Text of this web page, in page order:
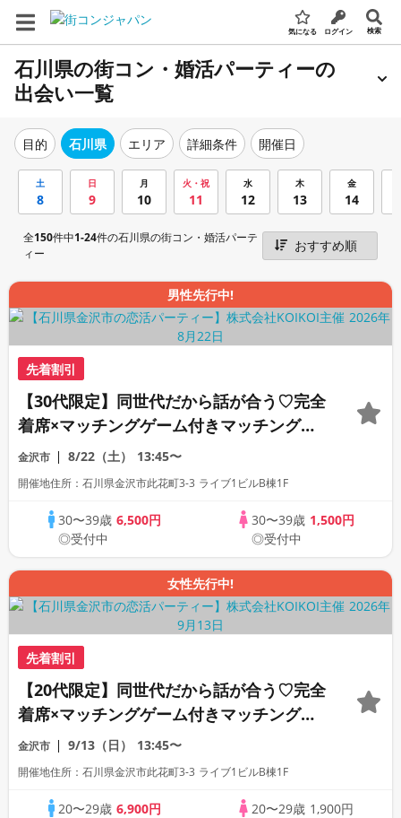
気になる ログイン 検索
石川県の街コン・婚活パーティーの
出会い一覧
目的 石川県 エリア 詳細条件 開催日
土
8
日
9
月
10
火・祝
11
水
12
木
13
金
14
全150件中1-24件の石川県の街コン・婚活パーテ
ィー
男性先行中!
先着割引
【30代限定】同世代だから話が合う♡完全
着席×マッチングゲーム付きマッチングコ
ン
金沢市 8/22（土） 13:45〜
開催地住所：石川県金沢市此花町3-3 ライブ1ビルB棟1F
30〜39歳6,500円
◎受付中
30〜39歳 1,500円
◎受付中
女性先行中!
先着割引
【20代限定】同世代だから話が合う♡完全
着席×マッチングゲーム付きマッチングコ
ン
金沢市 9/13（日） 13:45〜
開催地住所：石川県金沢市此花町3-3 ライブ1ビルB棟1F
20〜29歳6,900円
20〜29歳 1,900円